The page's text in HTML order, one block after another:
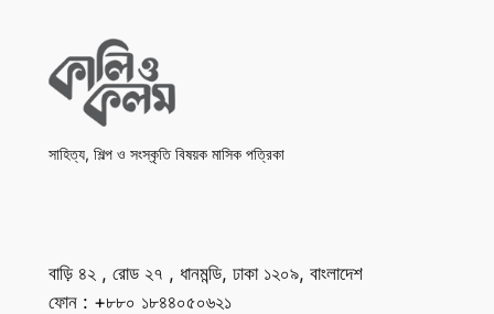
সাহিত্য, শিল্প ও সংস্কৃতি বিষয়ক মাসিক পত্রিকা
বাড়ি ৪২ , রোড ২৭ , ধানমন্ডি, ঢাকা ১২০৯, বাংলাদেশ
ফোন : +৮৮০ ১৮৪৪০৫০৬২১